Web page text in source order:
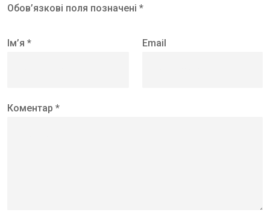
Обов’язкові поля позначені *
Ім’я * Email
Коментар *